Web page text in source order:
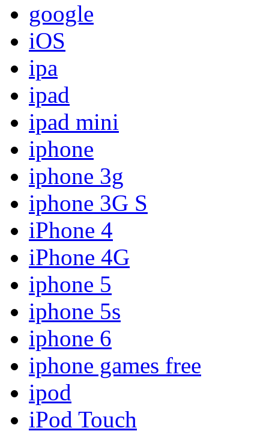
google
iOS
ipa
ipad
ipad mini
iphone
iphone 3g
iphone 3G S
iPhone 4
iPhone 4G
iphone 5
iphone 5s
iphone 6
iphone games free
ipod
iPod Touch